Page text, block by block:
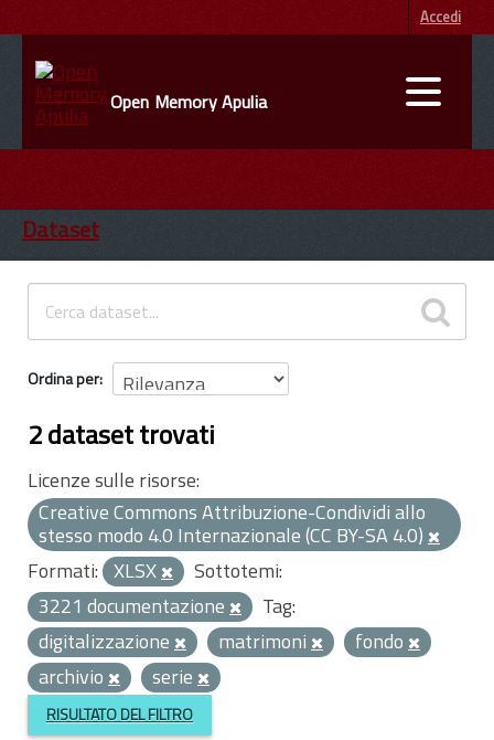
Accedi
Open Memory Apulia
ENTI
INFORMAZIONI
Dataset
Ordina per
2 dataset trovati
Licenze sulle risorse:
Creative Commons Attribuzione-Condividi allo
stesso modo 4.0 Internazionale (CC BY-SA 4.0)
Formati: XLSX
Sottotemi:
3221 documentazione
Tag:
digitalizzazione
matrimoni
fondo
archivio
serie
RISULTATO DEL FILTRO